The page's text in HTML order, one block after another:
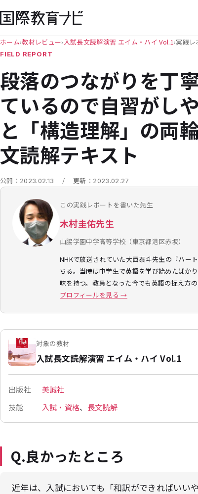
ホーム›教材レビュー›入試長文読解演習 エイム・ハイ Vol.1›実践レ
FIELD REPORT
段落のつながりを丁
ているので自習がし
と「構造理解」の両
文読解テキスト
公開： 2023.02.13 / 更新： 2023.02.27
この実践レポートを書いた先生
木村圭佑先生
山脇学園中学高等学校（東京都港区赤坂）
NHKで放送されていた大西泰斗先生の『ハー
ちる。当時は中学生で英語を学び始めたばか
味を持つ。教員となった今でも英語の捉え方
プロフィールを見る →
対象の教材
入試長文読解演習 エイム・ハイ Vol.1
出版社
美誠社
技能
入試・資格、 長文読解
Q.良かったところ
近年は、入試においても「和訳ができればいい